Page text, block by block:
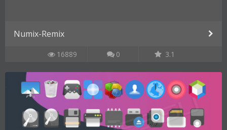
Numix-Remix
16889 0 3.1